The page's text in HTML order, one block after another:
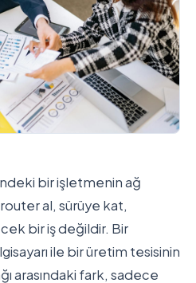
bir işletmenin ağ
al, sürüye kat,
bir iş değildir. Bir
ile bir üretim tesisinin
arasındaki fark, sadece